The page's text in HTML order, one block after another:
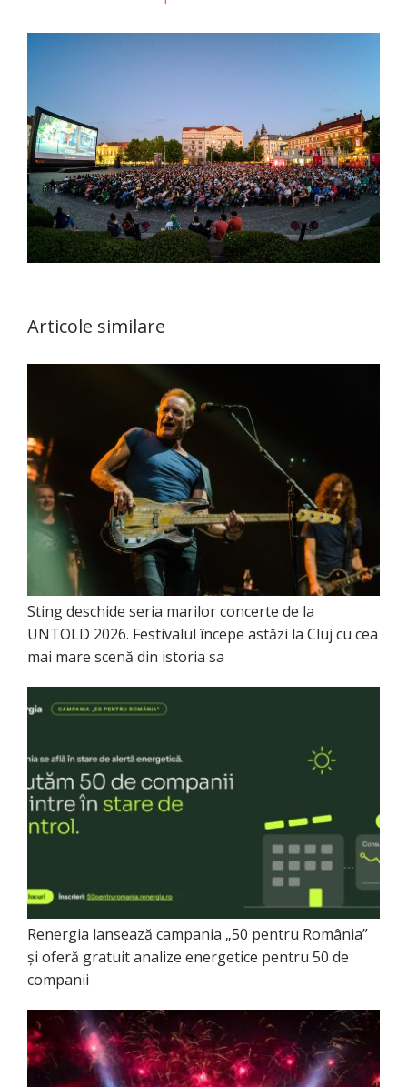
Articole similare
Sting deschide seria marilor concerte de la
UNTOLD 2026. Festivalul începe astăzi la Cluj cu cea
mai mare scenă din istoria sa
Renergia lansează campania „50 pentru România”
și oferă gratuit analize energetice pentru 50 de
companii